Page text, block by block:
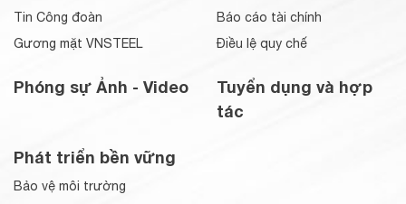
Tin Công đoàn
Gương mặt VNSTEEL
Phóng sự Ảnh - Video
Báo cáo tài chính
Điều lệ quy chế
Tuyển dụng và hợp
tác
Phát triển bền vững
Bảo vệ môi trường